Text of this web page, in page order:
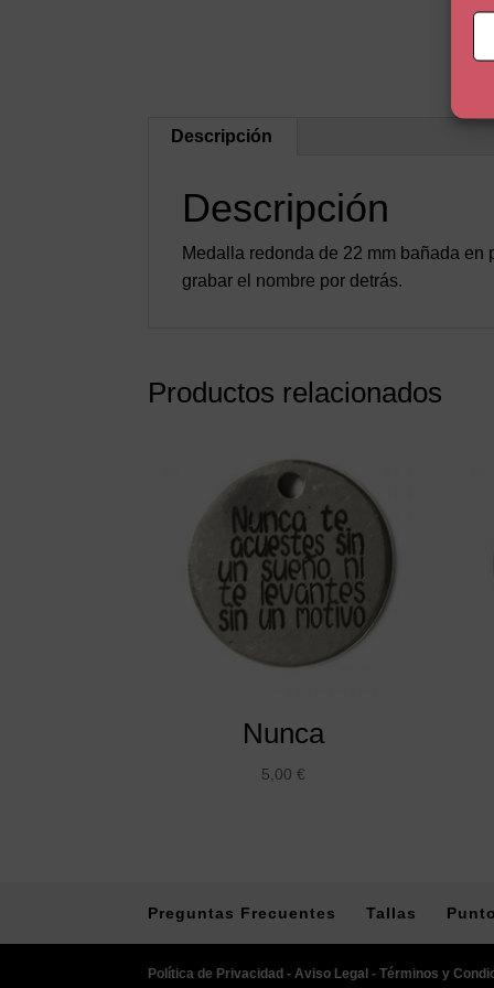
Descripción
Descripción
Medalla redonda de 22 mm bañada
grabar el nombre por detrás.
Productos relacionados
Nunca
5,00 €
Preguntas Frecuentes Tallas
Política de Privacidad - Aviso Legal -Términos y